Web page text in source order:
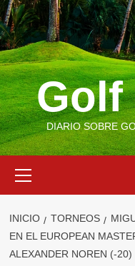
Saltar
al
contenido
Golf
DIARIO SOBRE
primario
INICIO TORNEOS
EN EL EUROPEAN
ALEXANDER NOREN (-20)